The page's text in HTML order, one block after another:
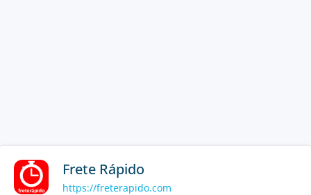
Frete Rápido
https://freterapido.com